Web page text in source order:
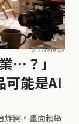
9 分鐘閱讀
…？」
能是AI
炸開。畫面精緻